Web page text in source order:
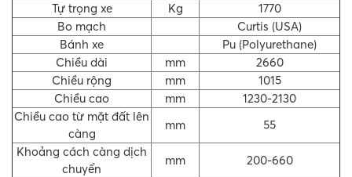
Tự trọng xe
Kg
1770
Bo mạch
Curtis (USA)
Bánh xe
Pu (Polyurethane)
Chiều dài
mm
2660
Chiều rộng
mm
1015
Chiều cao
mm
1230-2130
Chiều cao từ mặt đất lên
càng
mm
55
Khoảng cách càng dịch
chuyển
mm
200-660